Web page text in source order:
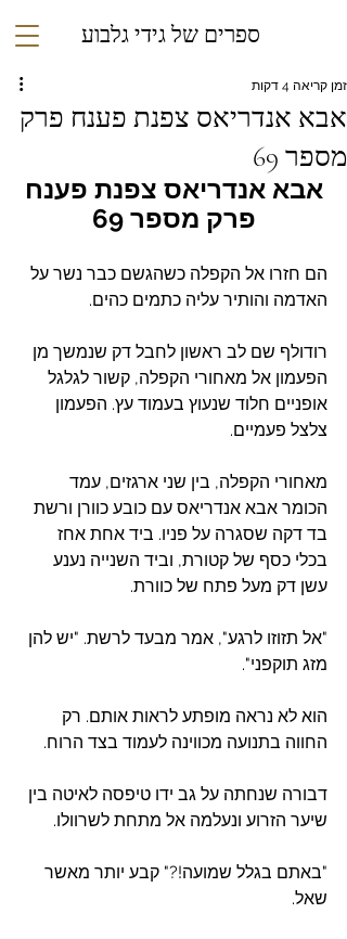
ספרים של גידי גלבוע
אבא אנדריאס צפנת פענח פרק
מספר 69
זמן קריאה 4 דקות
אבא אנדריאס צפנת פענח
פרק מספר 69
הם חזרו אל הקפלה כשהגשם כבר נשר על
האדמה והותיר עליה כתמים כהים.
רודולף שם לב ראשון לחבל דק שנמשך מן
הפעמון אל מאחורי הקפלה, קשור לגלגל
אופניים חלוד שנעוץ בעמוד עץ. הפעמון
צלצל פעמיים.
מאחורי הקפלה, בין שני ארגזים, עמד
הכומר אבא אנדריאס עם כובע כוורן ורשת
בד דקה שסגרה על פניו. ביד אחת אחז
בכלי כסף של קטורת, וביד השנייה נענע
עשן דק מעל פתח של כוורת.
"אל תזוזו לרגע", אמר מבעד לרשת. "יש להן
מזג תוקפני".
הוא לא נראה מופתע לראות אותם. רק
החווה בתנועה מכווינה לעמוד בצד הרוח.
דבורה שנחתה על גב ידו טיפסה לאיטה בין
שיער הזרוע ונעלמה אל מתחת לשרוולו.
"באתם בגלל שמועה!?" קבע יותר מאשר
שאל.